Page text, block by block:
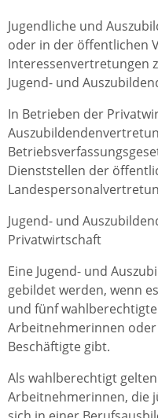
Jugendliche und
oder in der öffentlichen
Interessenvertretungen
Jugend- und
In Betrieben der
Dienststellen der
Jugend- und
Privatwirtschaft
Eine Jugend- und
gebildet werden, wenn
und fünf
Arbeitnehmerinnen
Beschäftigte gibt.
Als wahlberechtigt
Arbeitnehmerinnen, die